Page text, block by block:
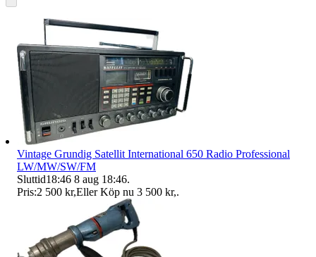
Vintage Grundig Satellit International 650 Radio Professional
LW/MW/SW/FM
Sluttid18:46 8 aug 18:46.
Pris:2 500 kr,Eller Köp nu 3 500 kr,.